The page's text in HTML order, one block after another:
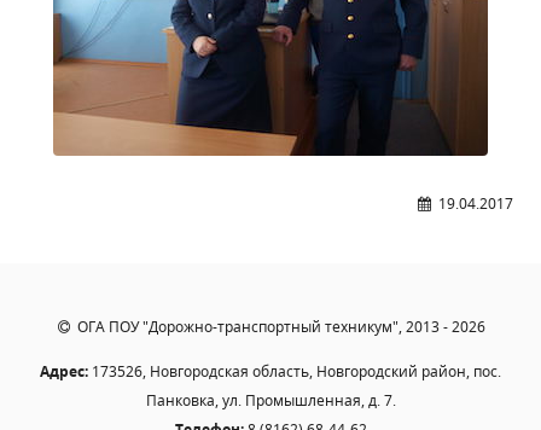
19.04.2017
ОГА ПОУ "Дорожно-транспортный техникум", 2013 - 2026
Адрес: 173526, Новгородская область, Новгородский район, пос.
Панковка, ул. Промышленная, д. 7.